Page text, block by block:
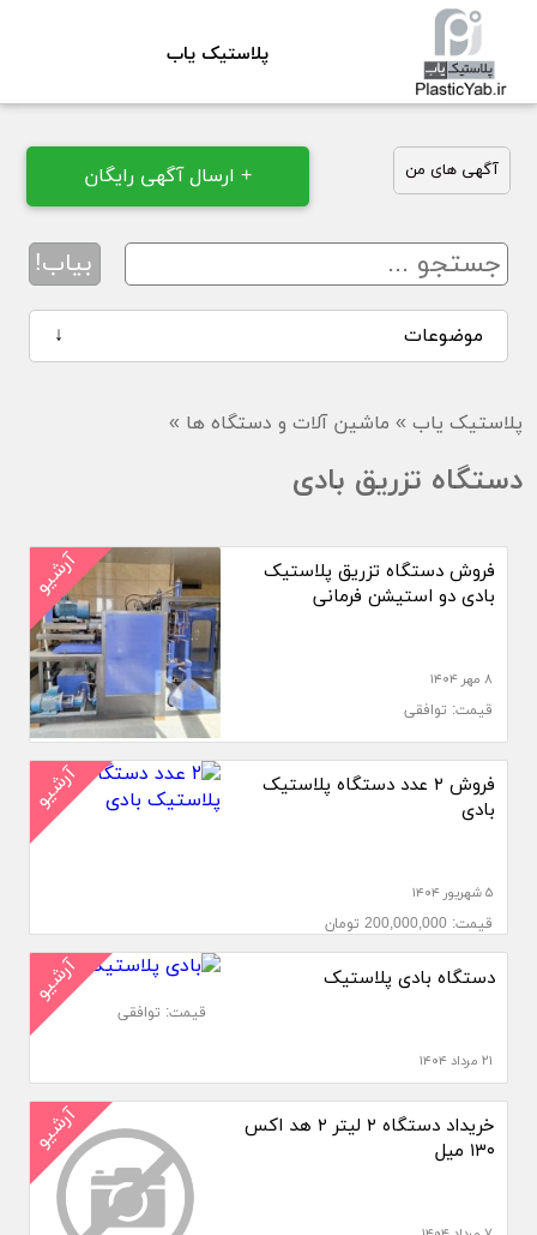
پلاستیک یاب
آگهی های من + ارسال آگهی رایگان
بیاب!
↓ موضوعات
پلاستیک یاب » ماشین آلات و دستگاه ها »
دستگاه تزریق بادی
آرشیو
فروش دستگاه تزریق پلاستیک
بادی دو استیشن فرمانی
۸ مهر ۱۴۰۴
قیمت: توافقی
آرشیو
فروش ۲ عدد دستگاه پلاستیک
بادی
۵ شهریور ۱۴۰۴
قیمت: 200,000,000 تومان
آرشیو دستگاه بادی پلاستیک
۲۱ مرداد ۱۴۰۴
قیمت: توافقی
آرشیو
خریداد دستگاه ۲ لیتر ۲ هد اکس
۱۳۰ میل